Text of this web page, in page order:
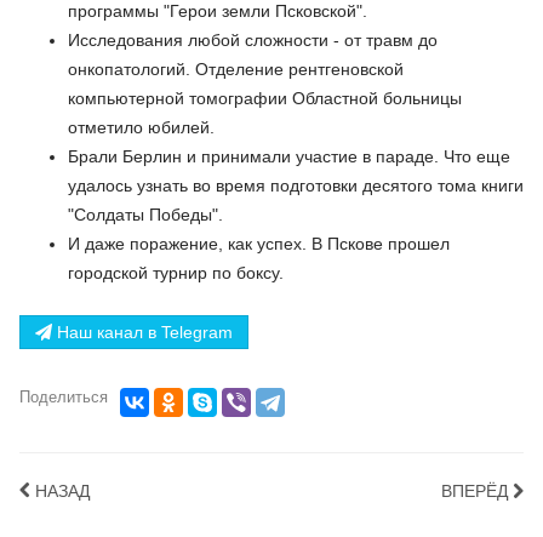
программы "Герои земли Псковской".
Исследования любой сложности - от травм до
онкопатологий. Отделение рентгеновской
компьютерной томографии Областной больницы
отметило юбилей.
Брали Берлин и принимали участие в параде. Что еще
удалось узнать во время подготовки десятого тома книги
"Солдаты Победы".
И даже поражение, как успех. В Пскове прошел
городской турнир по боксу.
Наш канал в Telegram
Поделиться
НАЗАД ВПЕРЁД